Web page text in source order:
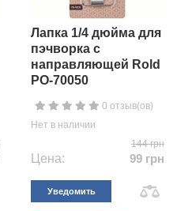
Лапка 1/4 дюйма для
пэчворка с
направляющей Rold
PO-70050
0 отзыв(ов)
Нет в наличии
144 грн
Цена: 99 грн
Уведомить